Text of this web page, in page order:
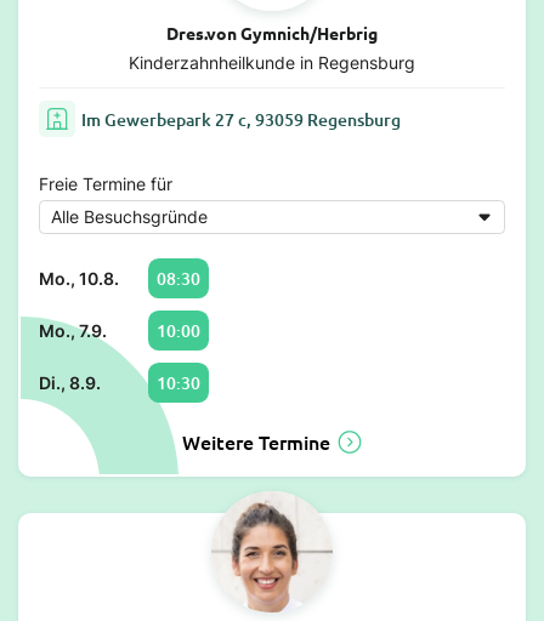
Dres.von Gymnich/Herbrig
Kinderzahnheilkunde in Regensburg
Im Gewerbepark 27 c, 93059 Regensburg
Freie Termine für
Mo., 10.8. 08:30
Mo., 7.9. 10:00
Di., 8.9. 10:30
Weitere Termine